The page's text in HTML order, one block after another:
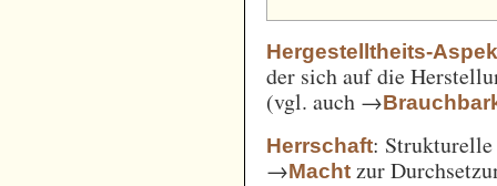
Hergestelltheits-
der sich auf die
(vgl. auch →
Herrschaft: Strukturelle
→Macht zur